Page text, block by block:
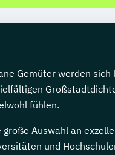
Gemüter werden sich
fühlen.
große Auswahl an
und